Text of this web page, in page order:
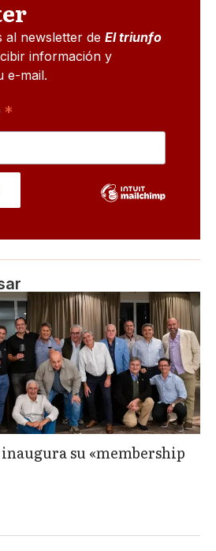
al newsletter de El triunfo
información y
e-mail.
*
su «membership